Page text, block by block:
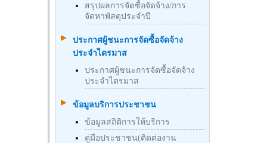
สรุปผลการจัดซื้อจัดจ้าง/การ
จัดหาพัสดุประจำปี
ประกาศผู้ชนะการจัดซื้อจัดจ้าง
ประจำไตรมาส
ประกาศผู้ชนะการจัดซื้อจัดจ้าง
ประจำไตรมาส
ข้อมูลบริการประชาชน
ข้อมูลสถิติการให้บริการ
คู่มือประชาชน(ติดต่องาน